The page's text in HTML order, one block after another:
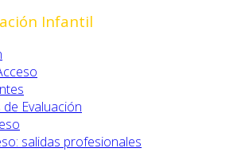
Infantil
Evaluación
salidas profesionales